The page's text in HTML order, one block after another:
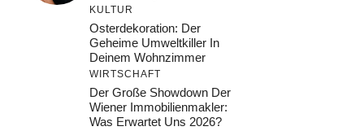
KULTUR
Osterdekoration: Der
Geheime Umweltkiller In
Deinem Wohnzimmer
WIRTSCHAFT
Der Große Showdown Der
Wiener Immobilienmakler:
Was Erwartet Uns 2026?